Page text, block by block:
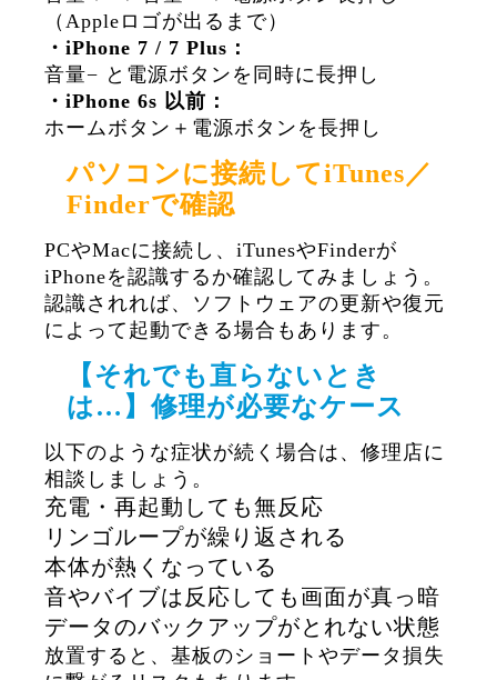
（Appleロゴが出るまで）
・iPhone 7 / 7 Plus：
音量− と電源ボタンを同時に長押し
・iPhone 6s 以前：
ホームボタン＋電源ボタンを長押し
パソコンに接続してiTunes／
Finderで確認
PCやMacに接続し、iTunesやFinderが
iPhoneを認識するか確認してみましょう。
認識されれば、ソフトウェアの更新や復元
によって起動できる場合もあります。
【それでも直らないとき
は…】修理が必要なケース
以下のような症状が続く場合は、修理店に
相談しましょう。
充電・再起動しても無反応
リンゴループが繰り返される
本体が熱くなっている
音やバイブは反応しても画面が真っ暗
データのバックアップがとれない状態
放置すると、基板のショートやデータ損失